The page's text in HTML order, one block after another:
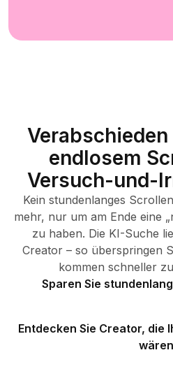
endlosem
Versuch-und-
Kein stundenlanges
mehr, nur um am Ende eine
zu haben. Die KI-Suche
Creator – so überspringen
kommen schneller
Sparen Sie
Entdecken Sie Creator, die
wären